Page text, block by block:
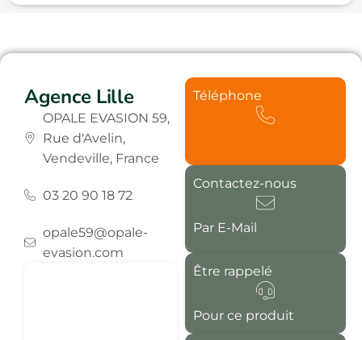
Agence Lille
OPALE EVASION 59,
Rue d'Avelin,
Vendeville, France
03 20 90 18 72
opale59@opale-
evasion.com
Téléphone
Contactez-nous
Par E-Mail
Être rappelé
Pour ce produit